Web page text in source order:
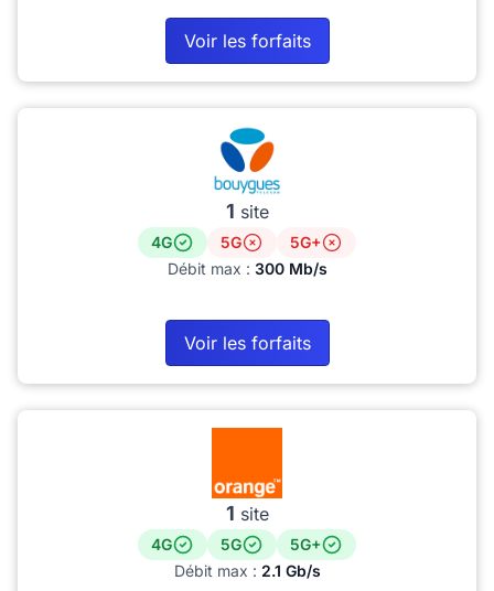
Voir les forfaits
1 site
4G 5G
5G+
Débit max : 300 Mb/s
Voir les forfaits
1 site
4G 5G
5G+
Débit max : 2.1 Gb/s